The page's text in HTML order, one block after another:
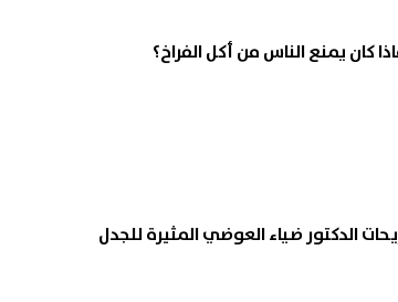
كان يمنع الناس من أكل الفراخ؟
الدكتور ضياء العوضي المثيرة للجدل